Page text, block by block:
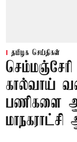
தமிழக செய்திகள்
கால்வாய்
பணிகளை